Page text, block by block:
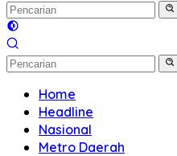
Home
Headline
Nasional
Metro Daerah